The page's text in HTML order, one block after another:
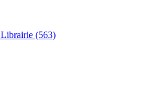
Librairie (563)